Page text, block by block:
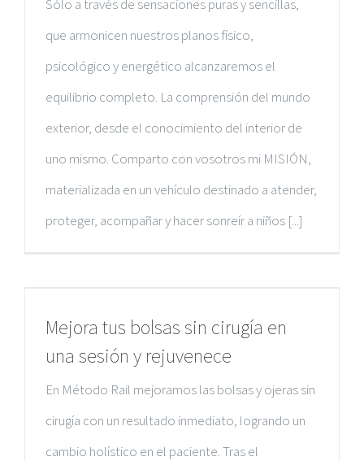
Sólo a través de sensaciones puras y sencillas,
que armonicen nuestros planos físico,
psicológico y energético alcanzaremos el
equilibrio completo. La comprensión del mundo
exterior, desde el conocimiento del interior de
uno mismo. Comparto con vosotros mi MISIÓN,
materializada en un vehículo destinado a atender,
proteger, acompañar y hacer sonreír a niños [...]
Mejora tus bolsas sin cirugía en
una sesión y rejuvenece
En Método Rail mejoramos las bolsas y ojeras sin
cirugía con un resultado inmediato, logrando un
cambio holístico en el paciente. Tras el
Me enamoré de mi misma
Agradecimiento